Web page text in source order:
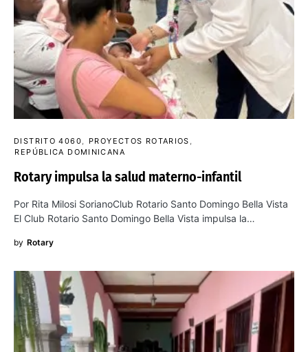
DISTRITO 4060
PROYECTOS ROTARIOS
REPÚBLICA DOMINICANA
Rotary impulsa la salud materno-infantil
Por Rita Milosi SorianoClub Rotario Santo Domingo Bella Vista
El Club Rotario Santo Domingo Bella Vista impulsa la…
by Rotary